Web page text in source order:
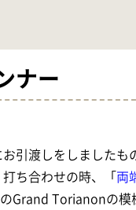
ナー
渡しをしましたも
ち合わせの時、「両
Grand Torianonの模